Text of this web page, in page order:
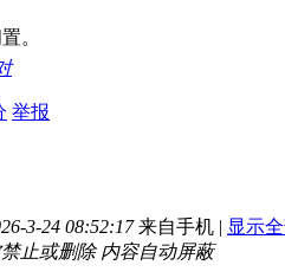
。
举报
3-24 08:52:17 来自手机 | 显示
止或删除 内容自动屏蔽